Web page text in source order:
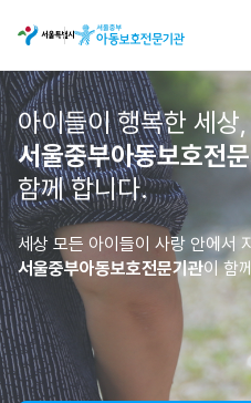
아이들이 행복한 세상,
서울중부아동보호전
함께 합니다.
세상 모든 아이들이 사랑 안에서
서울중부아동보호전문기관이 함